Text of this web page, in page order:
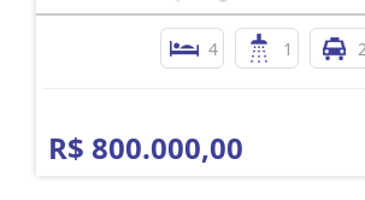
4 1
R$ 800.000,00